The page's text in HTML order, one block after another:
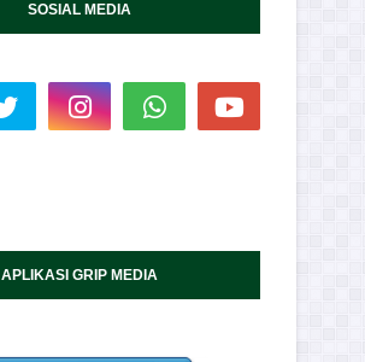
SOSIAL MEDIA
APLIKASI GRIP MEDIA